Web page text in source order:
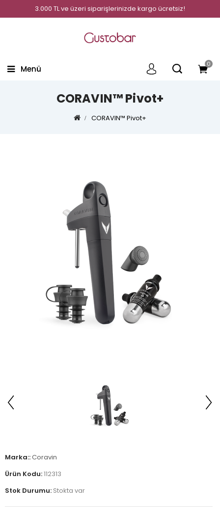
3.000 TL ve üzeri siparişlerinizde kargo ücretsiz!
0
Menü
CORAVIN™ Pivot+
CORAVIN™ Pivot+
Marka::Coravin
Ürün Kodu:112313
Stok Durumu: Stokta var